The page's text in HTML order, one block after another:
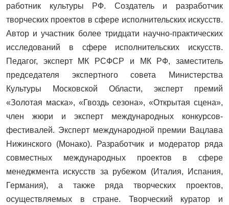
работник культуры РФ. Создатель и разработчик
творческих проектов в сфере исполнительских искусств.
Автор и участник более тридцати научно-практических
исследований в сфере исполнительских искусств.
Педагог, эксперт МК РСФСР и МК РФ, заместитель
председателя экспертного совета Министерства
Культуры Московской Области, эксперт премий
«Золотая маска», «Гвоздь сезона», «Открытая сцена»,
член жюри и эксперт международных конкурсов-
фестивалей. Эксперт международной премии Вацлава
Нижинского (Монако). Разработчик и модератор ряда
совместных международных проектов в сфере
менеджмента искусств за рубежом (Италия, Испания,
Германия), а также ряда творческих проектов,
осуществляемых в стране. Творческий куратор и